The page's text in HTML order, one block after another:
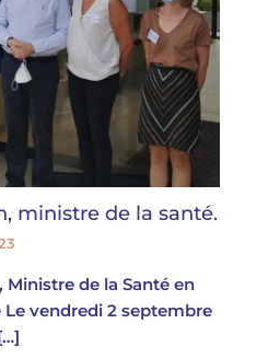
ministre de la santé.
Ministre de la Santé en
Le vendredi 2 septembre